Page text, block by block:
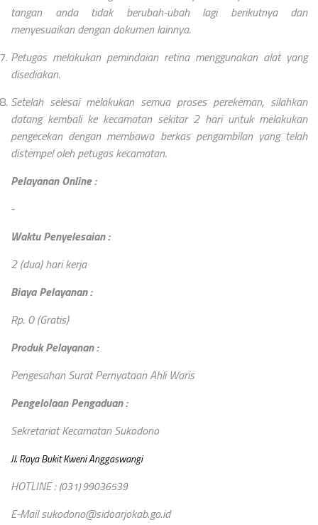
tangan anda tidak berubah-ubah lagi berikutnya dan
menyesuaikan dengan dokumen lainnya.
Petugas melakukan pemindaian retina menggunakan alat yang
disediakan.
Setelah selesai melakukan semua proses perekeman, silahkan
datang kembali ke kecamatan sekitar 2 hari untuk melakukan
pengecekan dengan membawa berkas pengambilan yang telah
distempel oleh petugas kecamatan.
Pelayanan Online :
-
Waktu Penyelesaian :
2 (dua) hari kerja
Biaya Pelayanan :
Rp. 0 (Gratis)
Produk Pelayanan :
Pengesahan Surat Pernyataan Ahli Waris
Pengelolaan Pengaduan :
Sekretariat Kecamatan Sukodono
Jl. Raya Bukit Kweni Anggaswangi
HOTLINE :(031) 99036539
E-Mail sukodono@sidoarjokab.go.id